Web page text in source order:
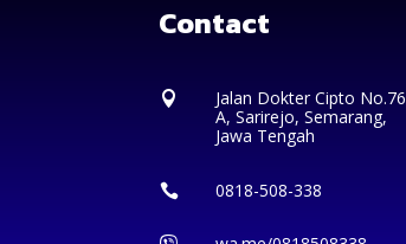
Contact

Jalan Dokter Cipto No.76
A, Sarirejo, Semarang,
Jawa Tengah
 0818-508-338